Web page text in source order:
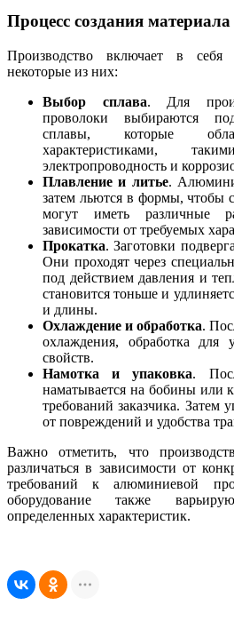
Процесс создания материала
Производство включает в себя
некоторые из них:
Выбор сплава. Для
проволоки выбираются
сплавы, которые
характеристиками,
электропроводность и
Плавление и литье.
затем льются в формы, чтобы
могут иметь различные
зависимости от требуемых
Прокатка. Заготовки
Они проходят через
под действием давления и
становится тоньше и
и длины.
Охлаждение и обработка.
охлаждения, обработка для
свойств.
Намотка и упаковка.
наматывается на бобины или
требований заказчика. Затем
от повреждений и удобства
Важно отметить, что
различаться в зависимости от
требований к алюминиевой
оборудование также
определенных характеристик.